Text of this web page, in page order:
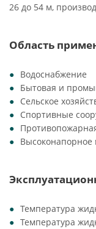
26 до 54 м,
Область
Водоснабжение
Бытовая и
Сельское
Спортивные
Высоконапорное
Температура
Температура